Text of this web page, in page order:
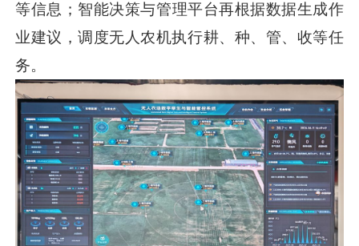
等信息；智能决策与管理平台再根据数据生成作
业建议，调度无人农机执行耕、种、管、收等任
务。